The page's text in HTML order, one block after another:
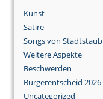
Kunst
Satire
Songs von Stadtstaub
Weitere Aspekte
Beschwerden
Bürgerentscheid 2026
Uncategorized